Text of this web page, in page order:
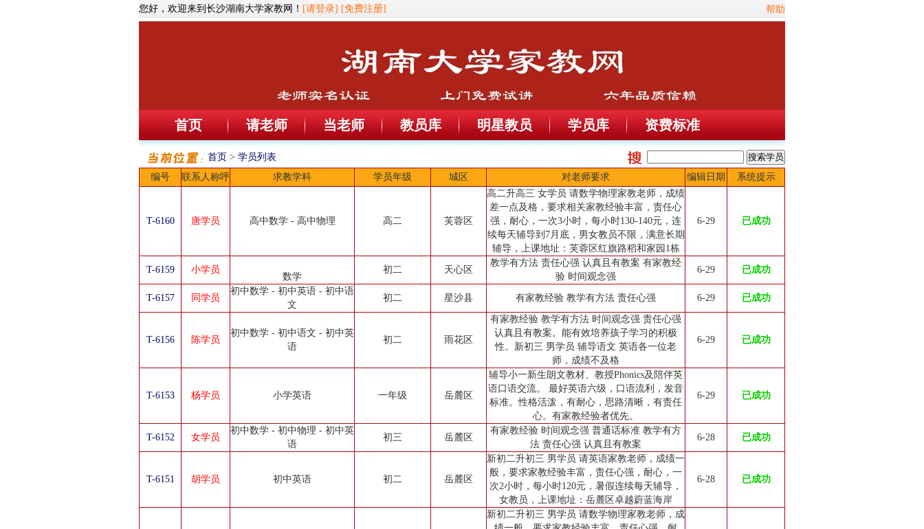
您好，欢迎来到长沙湖南大学家教网！ [请登录] [免费注册] 帮助
首页 请老师 当老师 教员库 明星教员 学员库 资费标准
首页 > 学员列表
编号
联系人称呼 求教学科 学员年级 城区 对老师要求 编辑日期 系统提示
T-6160 唐学员 高中数学 - 高中物理 高二 芙蓉区
高二升高三 女学员 请数学物理家教老师，成绩
差一点及格，要求相关家教经验丰富，责任心
强，耐心，一次3小时，每小时130-140元，连
续每天辅导到7月底，男女教员不限，满意长期
辅导，上课地址：芙蓉区红旗路稻和家园1栋
6-29 已成功
T-6159 小学员
数学
初二 天心区
教学有方法 责任心强 认真且有教案 有家教经
验 时间观念强
6-29 已成功
T-6157 同学员
初中数学 - 初中英语 - 初中语
文
初二 星沙县 有家教经验 教学有方法 责任心强 6-29 已成功
T-6156 陈学员
初中数学 - 初中语文 - 初中英
语
初二 雨花区
有家教经验 教学有方法 时间观念强 责任心强
认真且有教案。能有效培养孩子学习的积极
性。新初三 男学员 辅导语文 英语各一位老
师，成绩不及格
6-29 已成功
T-6153 杨学员 小学英语 一年级 岳麓区
辅导小一新生朗文教材、教授Phonics及陪伴英
语口语交流。 最好英语六级，口语流利，发音
标准。性格活泼，有耐心，思路清晰，有责任
心。有家教经验者优先。
6-29 已成功
T-6152 女学员
初中数学 - 初中物理 - 初中英
语
初三 岳麓区
有家教经验 时间观念强 普通话标准 教学有方
法 责任心强 认真且有教案
6-28 已成功
T-6151 胡学员 初中英语 初二 岳麓区
新初二升初三 男学员 请英语家教老师，成绩一
般，要求家教经验丰富，责任心强，耐心，一
次2小时，每小时120元，暑假连续每天辅导，
女教员，上课地址：岳麓区卓越蔚蓝海岸
6-28 已成功
新初二升初三 男学员 请数学物理家教老师，成